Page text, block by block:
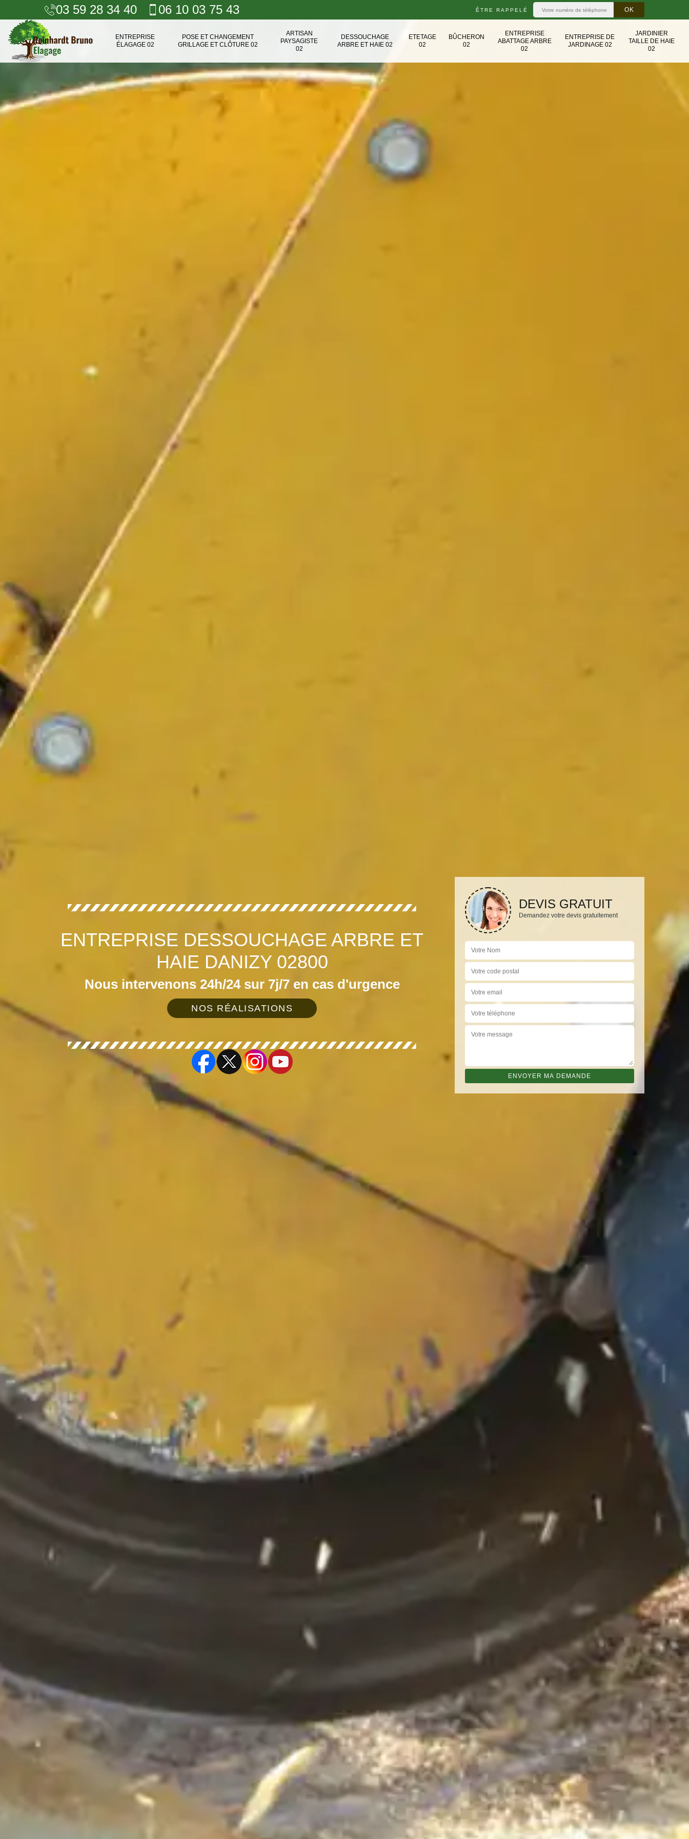
03 59 28 34 40 06 10 03 75 43 ÊTRE RAPPELÉ
ENTREPRISE
ÉLAGAGE 02
POSE ET CHANGEMENT
GRILLAGE ET CLÔTURE 02
ARTISAN
PAYSAGISTE
02
DESSOUCHAGE
ARBRE ET HAIE 02
ETETAGE
02
BÛCHERON
02
ENTREPRISE
ABATTAGE ARBRE
02
ENTREPRISE DE
JARDINAGE 02
JARDINIER
TAILLE DE HAIE
02
ENTREPRISE DESSOUCHAGE ARBRE ET
HAIE DANIZY 02800
Nous intervenons 24h/24 sur 7j/7 en cas d'urgence
NOS RÉALISATIONS
DEVIS GRATUIT
Demandez votre devis gratuitement